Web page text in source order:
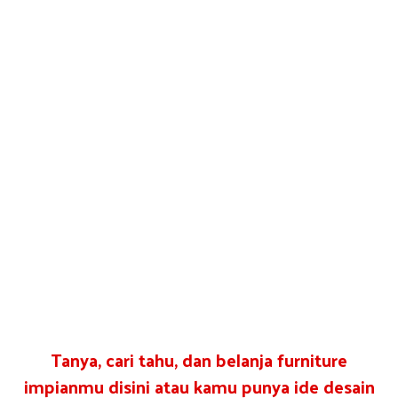
Tanya, cari tahu, dan belanja furniture
impianmu disini atau kamu punya ide desain